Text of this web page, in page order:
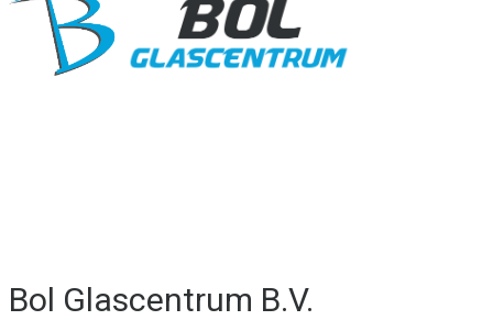
Bol Glascentrum B.V.